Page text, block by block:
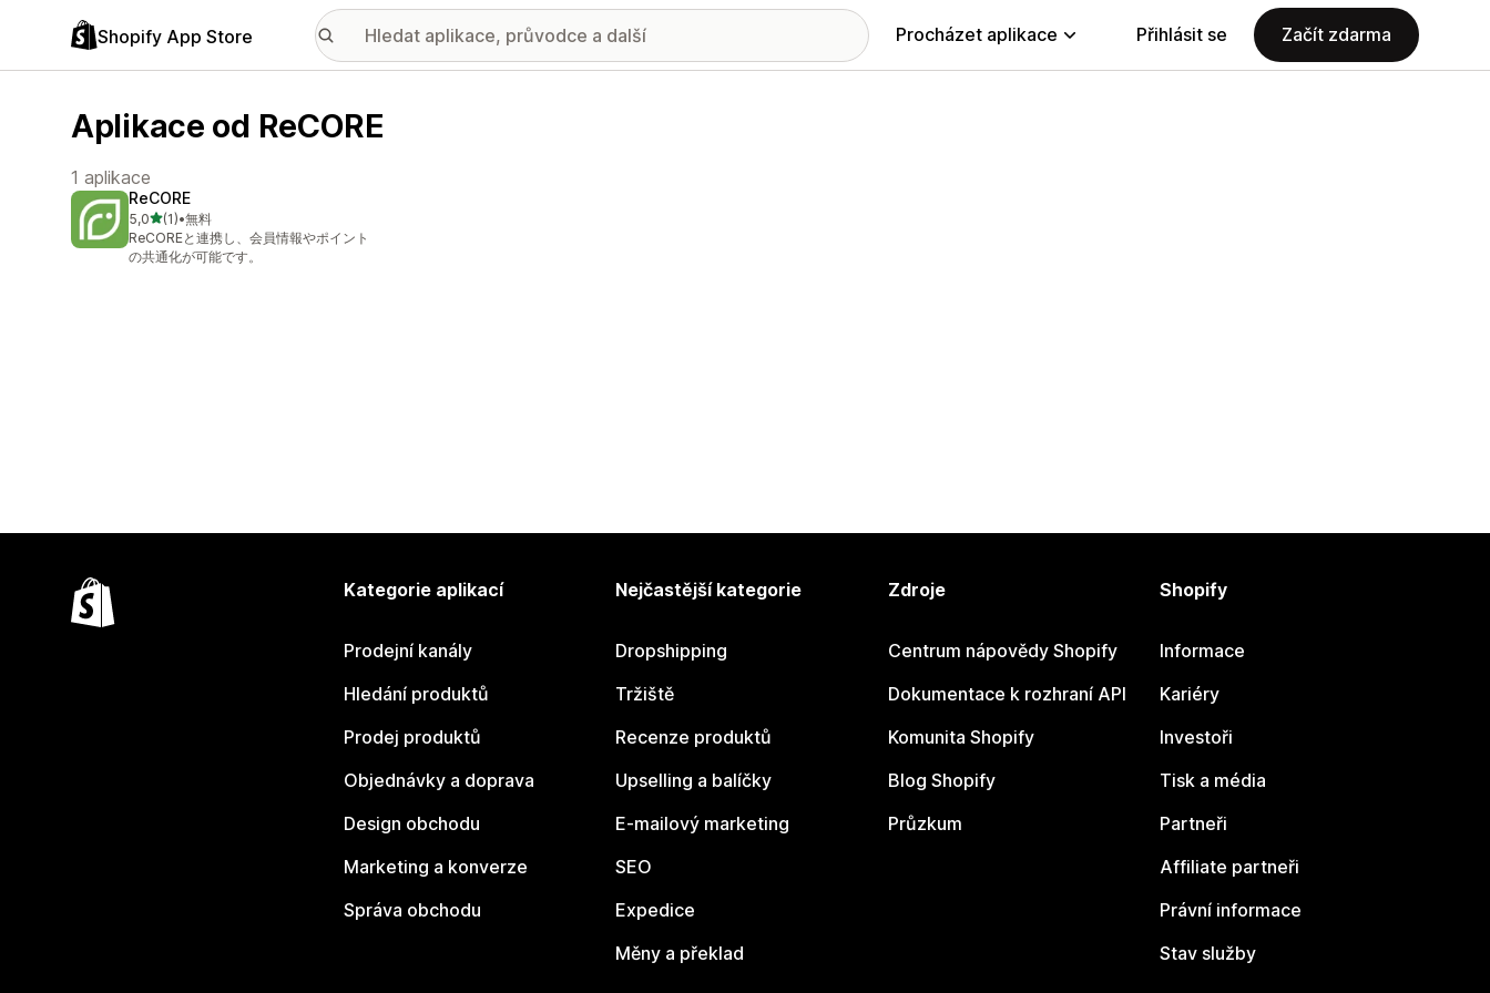
Shopify App Store Procházet aplikace Přihlásit se Začít zdarma
Aplikace od ReCORE
1 aplikace
ReCORE
5,0z 5 hvězd
(1)
Celkový počet recenzí: 1
•無料
ReCOREと連携し、会員情報やポイント
の共通化が可能です。
Kategorie aplikací
Prodejní kanály
Hledání produktů
Prodej produktů
Objednávky a doprava
Design obchodu
Marketing a konverze
Správa obchodu
Nejčastější kategorie
Dropshipping
Tržiště
Recenze produktů
Upselling a balíčky
E-mailový marketing
SEO
Expedice
Měny a překlad
Zdroje
Centrum nápovědy Shopify
Dokumentace k rozhraní API
Komunita Shopify
Blog Shopify
Průzkum
Shopify
Informace
Kariéry
Investoři
Tisk a média
Partneři
Affiliate partneři
Právní informace
Stav služby